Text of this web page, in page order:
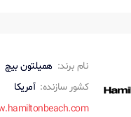
نام برند: همیلتون بیچ
کشور سازنده: آمریکا